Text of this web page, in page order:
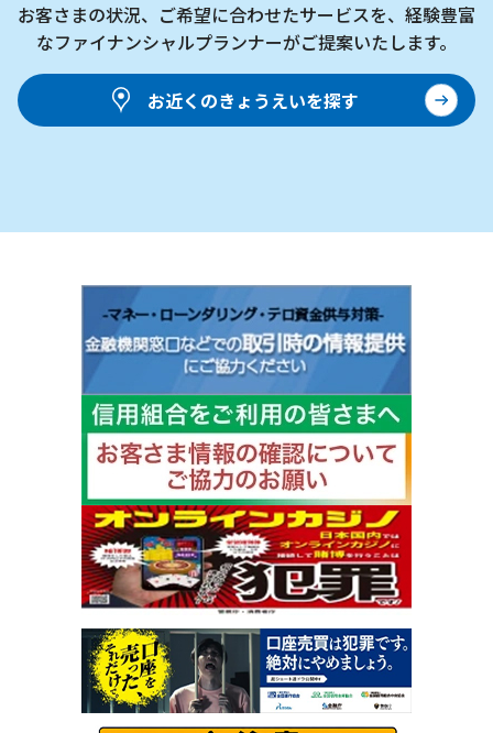
お客さまの状況、ご希望に合わせたサービスを、 経験豊富
なファイナンシャルプランナーがご提案いたします。
お近くのきょうえいを探す